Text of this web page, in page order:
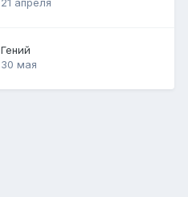
Гений
30 мая